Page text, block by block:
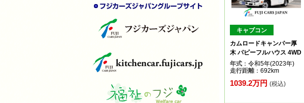
キャブコン
カムロードキャンパー厚
木 パピーフルハウス 4WD
年式 ：令和5年(2023年)
走行距離：692km
1039.2万円 (税込)